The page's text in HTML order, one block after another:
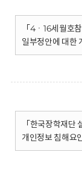
「4ㆍ16세월호
일부정안에 대한
「한국장학재단
개인정보 침해요